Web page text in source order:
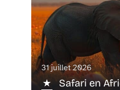
31 juillet 2026
Safari en